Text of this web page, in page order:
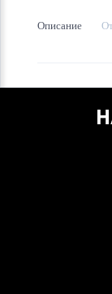
Описание